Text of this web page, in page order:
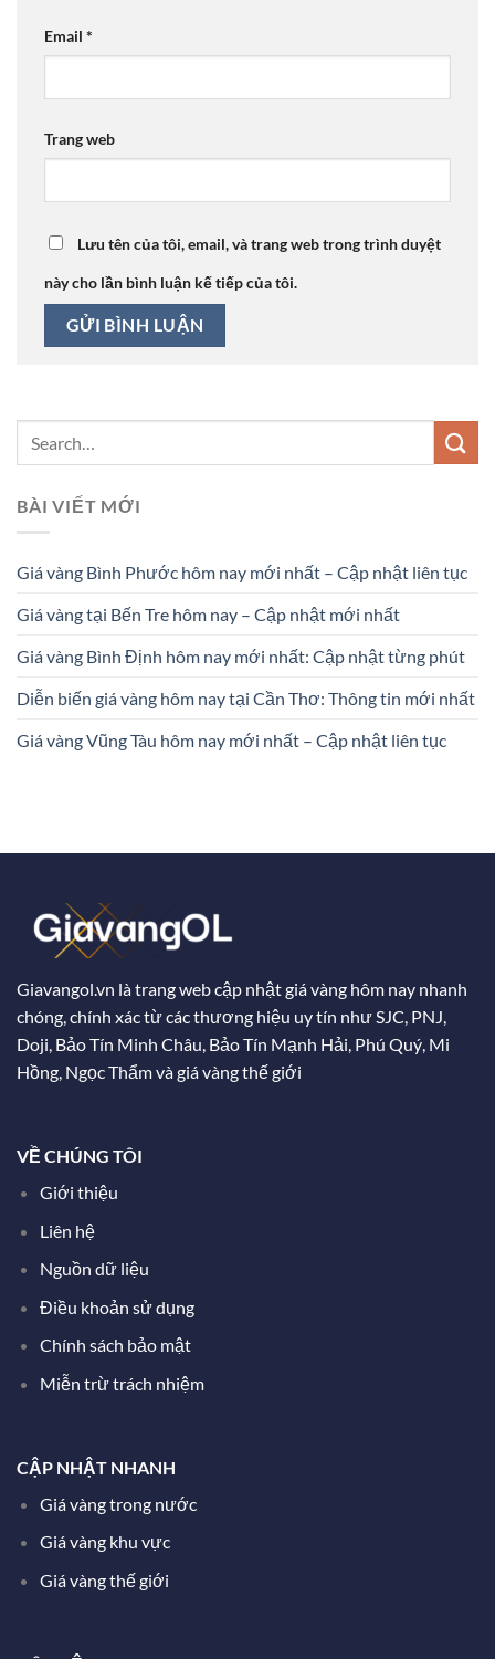
Email *
Trang web
Lưu tên của tôi, email, và trang web trong trình duyệt
này cho lần bình luận kế tiếp của tôi.
BÀI VIẾT MỚI
Giá vàng Bình Phước hôm nay mới nhất – Cập nhật liên tục
Giá vàng tại Bến Tre hôm nay – Cập nhật mới nhất
Giá vàng Bình Định hôm nay mới nhất: Cập nhật từng phút
Diễn biến giá vàng hôm nay tại Cần Thơ: Thông tin mới nhất
Giá vàng Vũng Tàu hôm nay mới nhất – Cập nhật liên tục
Giavangol.vn là trang web cập nhật giá vàng hôm nay nhanh
chóng, chính xác từ các thương hiệu uy tín như SJC, PNJ,
Doji, Bảo Tín Minh Châu, Bảo Tín Mạnh Hải, Phú Quý, Mi
Hồng, Ngọc Thẩm và giá vàng thế giới
VỀ CHÚNG TÔI
Giới thiệu
Liên hệ
Nguồn dữ liệu
Điều khoản sử dụng
Chính sách bảo mật
Miễn trừ trách nhiệm
CẬP NHẬT NHANH
Giá vàng trong nước
Giá vàng khu vực
Giá vàng thế giới